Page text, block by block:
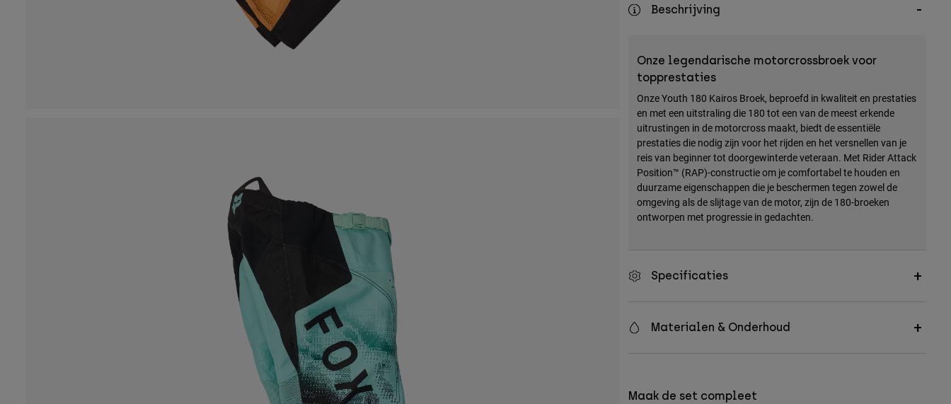
Beschrijving
Onze legendarische motorcrossbroek voor
topprestaties
Onze Youth 180 Kairos Broek, beproefd in kwaliteit en prestaties
en met een uitstraling die 180 tot een van de meest erkende
uitrustingen in de motorcross maakt, biedt de essentiële
prestaties die nodig zijn voor het rijden en het versnellen van je
reis van beginner tot doorgewinterde veteraan. Met Rider Attack
Position™ (RAP)-constructie om je comfortabel te houden en
duurzame eigenschappen die je beschermen tegen zowel de
omgeving als de slijtage van de motor, zijn de 180-broeken
ontworpen met progressie in gedachten.
Specificaties
Materialen & Onderhoud
Maak de set compleet